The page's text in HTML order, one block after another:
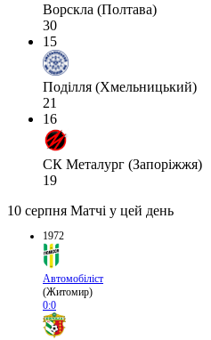
Ворскла (Полтава)
30
15
Поділля (Хмельницький)
21
16
СК Металург (Запоріжжя)
19
10 серпня Матчі у цей день
1972
Автомобіліст
(Житомир)
0:0